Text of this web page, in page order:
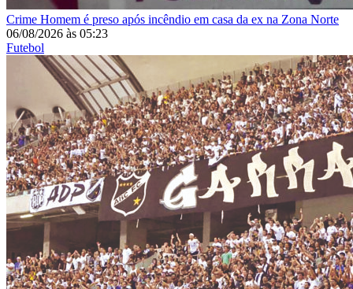
Crime Homem é preso após incêndio em casa da ex na Zona Norte
06/08/2026 às 05:23
Futebol